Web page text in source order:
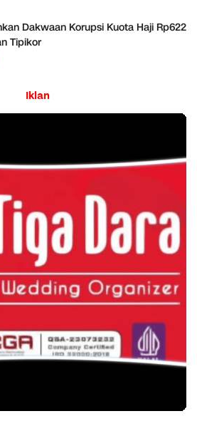
Dakwaan Korupsi Kuota Haji Rp622
Tipikor
Iklan